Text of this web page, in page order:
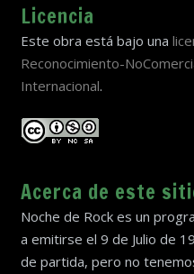
Licencia
Este obra está bajo una
Reconocimiento-
Internacional.
Acerca de este
Noche de Rock es un
a emitirse el 9 de Julio de
de partida, pero no